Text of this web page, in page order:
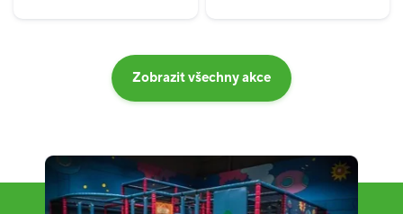
Zobrazit všechny akce